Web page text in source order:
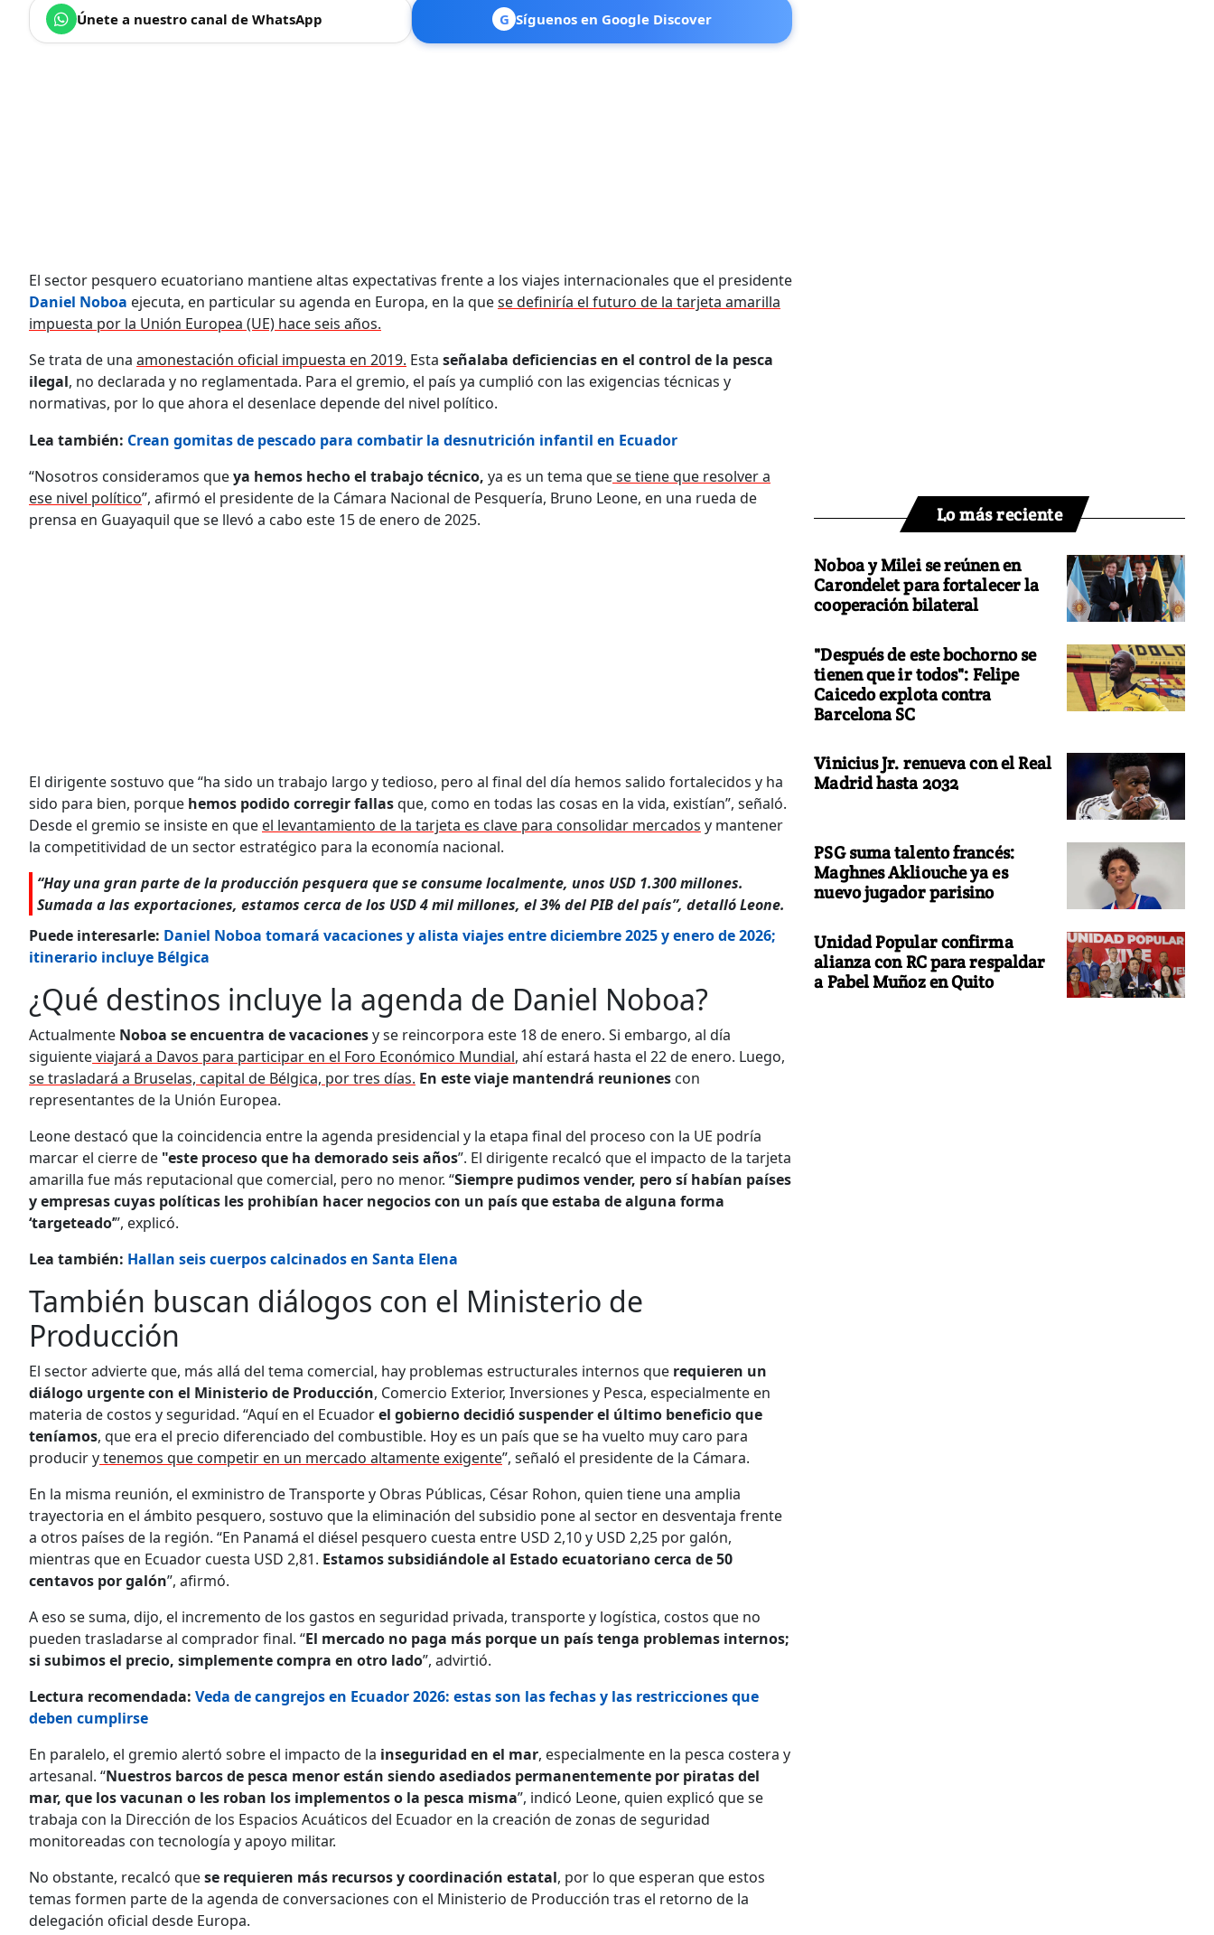
Únete a nuestro canal de WhatsApp G Síguenos en Google Discover
El sector pesquero ecuatoriano mantiene altas expectativas frente a los viajes internacionales que el presidente
Daniel Noboa ejecuta, en particular su agenda en Europa, en la quese definiría el futuro de la tarjeta amarilla
impuesta por la Unión Europea (UE) hace seis años.
Se trata de una amonestación oficial impuesta en 2019. Esta señalaba deficiencias en el control de la pesca
ilegal, no declarada y no reglamentada. Para el gremio, el país ya cumplió con las exigencias técnicas y
normativas, por lo que ahora el desenlace depende del nivel político.
Lea también: Crean gomitas de pescado para combatir la desnutrición infantil en Ecuador
“Nosotros consideramos queya hemos hecho el trabajo técnico, ya es un tema quese tiene que resolver a
ese nivel político”, afirmó el presidente de la Cámara Nacional de Pesquería, Bruno Leone, en una rueda de
prensa en Guayaquil que se llevó a cabo este 15 de enero de 2025.
El dirigente sostuvo que “ha sido un trabajo largo y tedioso, pero al final del día hemos salido fortalecidos y ha
sido para bien, porque hemos podido corregir fallasque, como en todas las cosas en la vida, existían”, señaló.
Desde el gremio se insiste en que el levantamiento de la tarjeta es clave para consolidar mercados y mantener
la competitividad de un sector estratégico para la economía nacional.
“Hay una gran parte de la producción pesquera que se consume localmente, unos USD 1.300 millones.
Sumada a las exportaciones, estamos cerca de los USD 4 mil millones, el 3% del PIB del país”, detalló Leone.
Puede interesarle: Daniel Noboa tomará vacaciones y alista viajes entre diciembre 2025 y enero de 2026;
itinerario incluye Bélgica
¿Qué destinos incluye la agenda de Daniel Noboa?
Actualmente Noboa se encuentra de vacacionesy se reincorpora este 18 de enero. Si embargo, al día
siguienteviajará a Davos para participar en el Foro Económico Mundial, ahí estará hasta el 22 de enero. Luego,
se trasladará a Bruselas, capital de Bélgica, por tres días. En este viaje mantendrá reuniones con
representantes de la Unión Europea.
Leone destacó que la coincidencia entre la agenda presidencial y la etapa final del proceso con la UE podría
marcar el cierre de "este proceso que ha demorado seis años”. El dirigente recalcó que el impacto de la tarjeta
amarilla fue más reputacional que comercial, pero no menor. “Siempre pudimos vender, pero sí habían países
y empresas cuyas políticas les prohibían hacer negocios con un país que estaba de alguna forma
‘targeteado’”, explicó.
Lea también: Hallan seis cuerpos calcinados en Santa Elena
También buscan diálogos con el Ministerio de
Producción
El sector advierte que, más allá del tema comercial, hay problemas estructurales internos que requieren un
diálogo urgente con el Ministerio de Producción, Comercio Exterior, Inversiones y Pesca, especialmente en
materia de costos y seguridad. “Aquí en el Ecuadorel gobierno decidió suspender el último beneficio que
teníamos, que era el precio diferenciado del combustible. Hoy es un país que se ha vuelto muy caro para
producir ytenemos que competir en un mercado altamente exigente”, señaló el presidente de la Cámara.
En la misma reunión, el exministro de Transporte y Obras Públicas, César Rohon, quien tiene una amplia
trayectoria en el ámbito pesquero, sostuvo que la eliminación del subsidio pone al sector en desventaja frente
a otros países de la región. “En Panamá el diésel pesquero cuesta entre USD 2,10 y USD 2,25 por galón,
mientras que en Ecuador cuesta USD 2,81. Estamos subsidiándole al Estado ecuatoriano cerca de 50
centavos por galón”, afirmó.
A eso se suma, dijo, el incremento de los gastos en seguridad privada, transporte y logística, costos que no
pueden trasladarse al comprador final. “El mercado no paga más porque un país tenga problemas internos;
si subimos el precio, simplemente compra en otro lado”, advirtió.
Lectura recomendada: Veda de cangrejos en Ecuador 2026: estas son las fechas y las restricciones que
deben cumplirse
En paralelo, el gremio alertó sobre el impacto de la inseguridad en el mar, especialmente en la pesca costera y
artesanal. “Nuestros barcos de pesca menor están siendo asediados permanentemente por piratas del
mar, que los vacunan o les roban los implementos o la pesca misma”, indicó Leone, quien explicó que se
trabaja con la Dirección de los Espacios Acuáticos del Ecuador en la creación de zonas de seguridad
monitoreadas con tecnología y apoyo militar.
No obstante, recalcó quese requieren más recursos y coordinación estatal, por lo que esperan que estos
temas formen parte de la agenda de conversaciones con el Ministerio de Producción tras el retorno de la
delegación oficial desde Europa.
Lo más reciente
Noboa y Milei se reúnen en
Carondelet para fortalecer la
cooperación bilateral
"Después de este bochorno se
tienen que ir todos": Felipe
Caicedo explota contra
Barcelona SC
Vinicius Jr. renueva con el Real
Madrid hasta 2032
PSG suma talento francés:
Maghnes Akliouche ya es
nuevo jugador parisino
Unidad Popular confirma
alianza con RC para respaldar
a Pabel Muñoz en Quito